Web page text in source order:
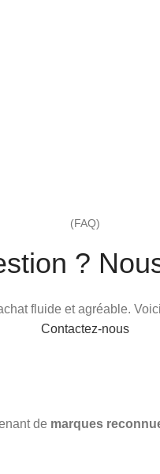
(FAQ)
?
fluide et agréable.
Contactez-nous
de marques